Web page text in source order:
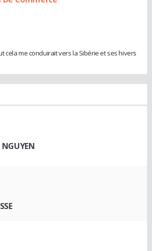
cela me conduirait vers la Sibérie et ses hivers